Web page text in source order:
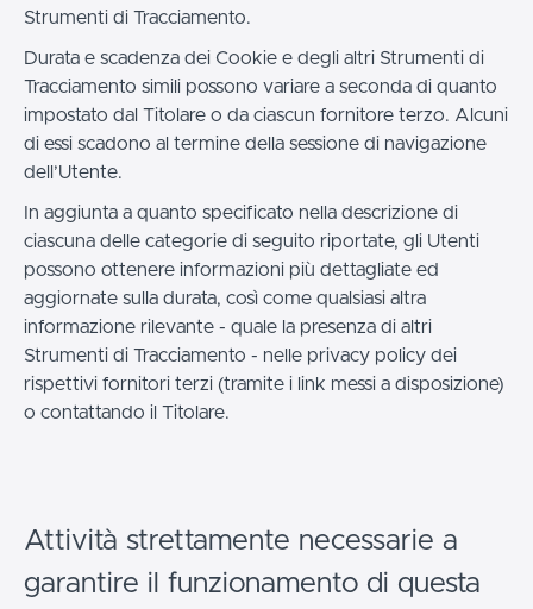
Strumenti di Tracciamento.
Durata e scadenza dei Cookie e degli altri Strumenti di
Tracciamento simili possono variare a seconda di quanto
impostato dal Titolare o da ciascun fornitore terzo. Alcuni
di essi scadono al termine della sessione di navigazione
dell’Utente.
In aggiunta a quanto specificato nella descrizione di
ciascuna delle categorie di seguito riportate, gli Utenti
possono ottenere informazioni più dettagliate ed
aggiornate sulla durata, così come qualsiasi altra
informazione rilevante - quale la presenza di altri
Strumenti di Tracciamento - nelle privacy policy dei
rispettivi fornitori terzi (tramite i link messi a disposizione)
o contattando il Titolare.
Attività strettamente necessarie a
garantire il funzionamento di questa